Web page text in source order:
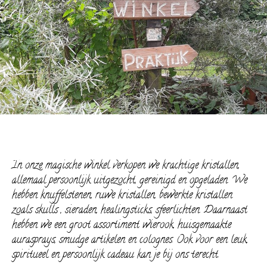
In onze magische winkel verkopen we krachtige kristallen,
allemaal persoonlijk uitgezocht, gereinigd en opgeladen. We
hebben knuffelstenen, ruwe kristallen, bewerkte kristallen
zoals skulls , sieraden, healingsticks, sfeerlichten. Daarnaast
hebben we een groot assortiment wierook, huisgemaakte
aurasprays, smudge artikelen en colognes. Ook voor een leuk,
spiritueel en persoonlijk cadeau kan je bij ons terecht.